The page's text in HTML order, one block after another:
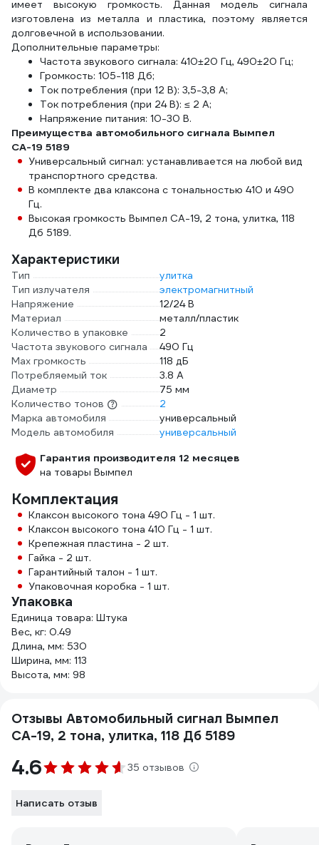
имеет высокую громкость. Данная модель сигнала
изготовлена из металла и пластика, поэтому является
долговечной в использовании.
Дополнительные параметры:
Частота звукового сигнала: 410±20 Гц, 490±20 Гц;
Громкость: 105-118 Дб;
Ток потребления (при 12 В): 3,5-3,8 А;
Ток потребления (при 24 В): ≤ 2 А;
Напряжение питания: 10-30 В.
Преимущества автомобильного сигнала Вымпел
СА-19 5189
Универсальный сигнал: устанавливается на любой вид
транспортного средства.
В комплекте два клаксона с тональностью 410 и 490
Гц.
Высокая громкость Вымпел СА-19, 2 тона, улитка, 118
Дб 5189.
Характеристики
Тип
улитка
Тип излучателя
электромагнитный
Напряжение
12/24 В
Материал
металл/пластик
Количество в упаковке
2
Частота звукового сигнала
490 Гц
Мах громкость
118 дБ
Потребляемый ток
3.8 А
Диаметр
75 мм
Количество тонов
2
Марка автомобиля
универсальный
Модель автомобиля
универсальный
Гарантия производителя 12 месяцев
на товары Вымпел
Комплектация
Клаксон высокого тона 490 Гц - 1 шт.
Клаксон высокого тона 410 Гц - 1 шт.
Крепежная пластина - 2 шт.
Гайка - 2 шт.
Гарантийный талон - 1 шт.
Упаковочная коробка - 1 шт.
Упаковка
Единица товара: Штука
Вес, кг: 0.49
Длина, мм: 530
Ширина, мм: 113
Высота, мм: 98
Отзывы Автомобильный сигнал Вымпел
СА-19, 2 тона, улитка, 118 Дб 5189
4.6 35 отзывов
Написать отзыв